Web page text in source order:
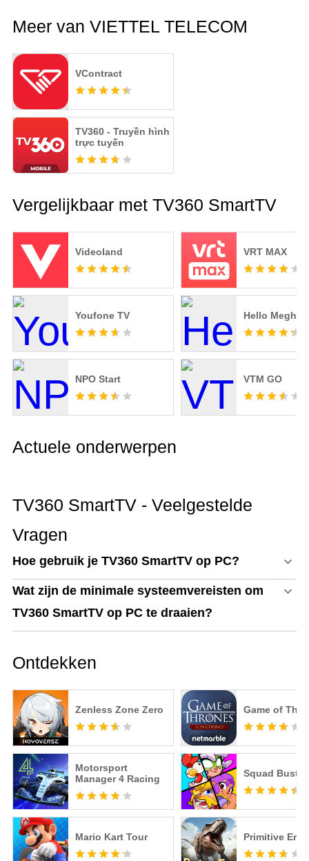
Meer van VIETTEL TELECOM
VContract
TV360 - Truyền hình
trực tuyến
Vergelijkbaar met TV360 SmartTV
Videoland VRT MAX
Youfone TV Hello
NPO Start VTM GO
Actuele onderwerpen
TV360 SmartTV - Veelgestelde
Vragen
Hoe gebruik je TV360 SmartTV op PC?
Wat zijn de minimale systeemvereisten om
TV360 SmartTV op PC te draaien?
Ontdekken
Zenless Zone Zero Game of
Motorsport
Manager 4 Racing
Squad
Mario Kart Tour Primitive Era